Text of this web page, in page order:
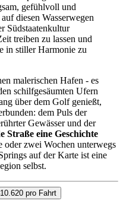
gefühlvoll und
diesen Wasserwegen
Südstaatenkultur
treiben zu lassen und
in stiller Harmonie zu
malerischen Hafen - es
schilfgesäumten Ufern
über dem Golf genießt,
dem Puls der
Gewässer und der
Straße eine Geschichte
oder zwei Wochen unterwegs
auf der Karte ist eine
selbst.
pro Fahrt